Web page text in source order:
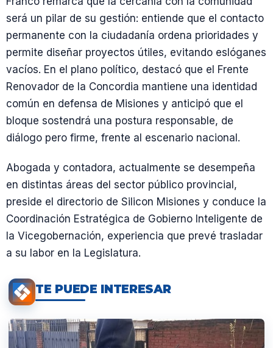
será un pilar de su gestión: entiende que el contacto
permanente con la ciudadanía ordena prioridades y
permite diseñar proyectos útiles, evitando eslóganes
vacíos. En el plano político, destacó que el Frente
Renovador de la Concordia mantiene una identidad
común en defensa de Misiones y anticipó que el
bloque sostendrá una postura responsable, de
diálogo pero firme, frente al escenario nacional.
Abogada y contadora, actualmente se desempeña
en distintas áreas del sector público provincial,
preside el directorio de Silicon Misiones y conduce la
Coordinación Estratégica de Gobierno Inteligente de
la Vicegobernación, experiencia que prevé trasladar
a su labor en la Legislatura.
TE PUEDE INTERESAR